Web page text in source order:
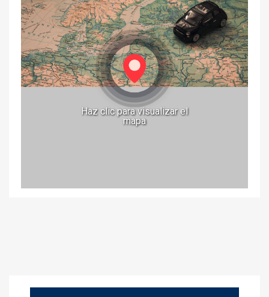
Haz clic para visualizar el
mapa